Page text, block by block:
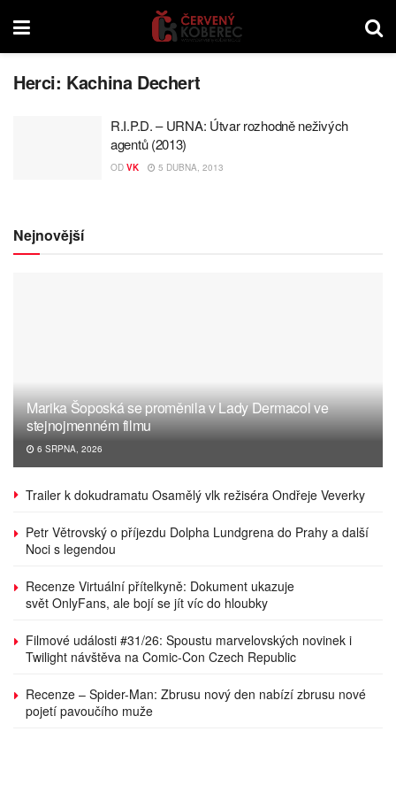
Herci: Kachina Dechert
R.I.P.D. – URNA: Útvar rozhodně neživých
agentů (2013)
OD VK 5 DUBNA, 2013
Nejnovější
Marika Šoposká se proměnila v Lady Dermacol ve
stejnojmenném filmu
6 SRPNA, 2026
Trailer k dokudramatu Osamělý vlk režiséra Ondřeje Veverky
Petr Větrovský o příjezdu Dolpha Lundgrena do Prahy a další
Noci s legendou
Recenze Virtuální přítelkyně: Dokument ukazuje
svět OnlyFans, ale bojí se jít víc do hloubky
Filmové události #31/26: Spoustu marvelovských novinek i
Twilight návštěva na Comic-Con Czech Republic
Recenze – Spider-Man: Zbrusu nový den nabízí zbrusu nové
pojetí pavoučího muže